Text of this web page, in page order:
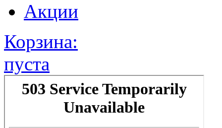
Акции
Корзина:
пуста